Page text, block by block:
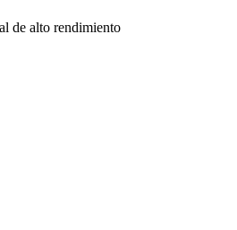
de alto rendimiento